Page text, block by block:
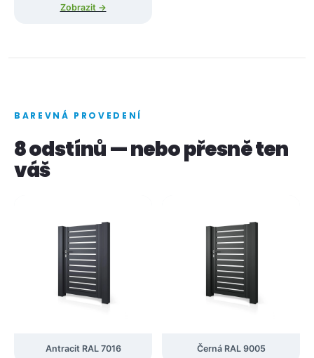
Zobrazit →
BAREVNÁ PROVEDENÍ
8 odstínů — nebo přesně ten
váš
Antracit RAL 7016 Černá RAL 9005